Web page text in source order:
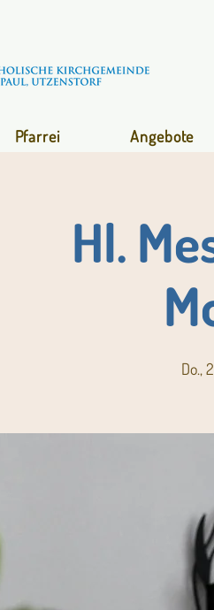
Pfarrei Angebote
Hl.
Do.,